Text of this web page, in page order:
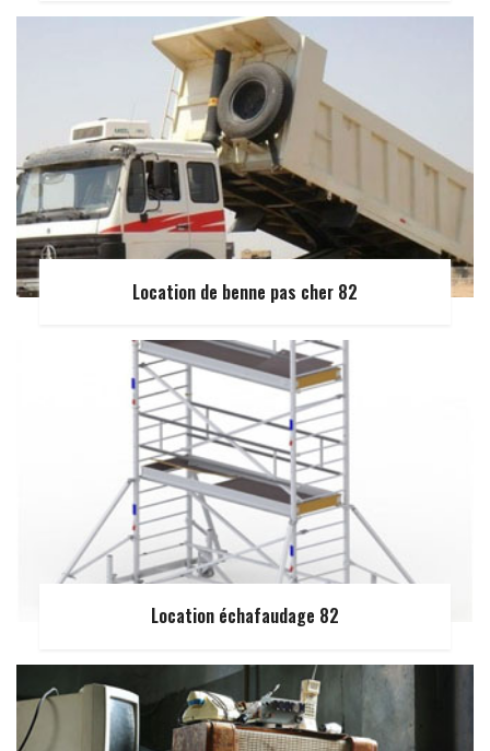
Location de benne pas cher 82
Location échafaudage 82